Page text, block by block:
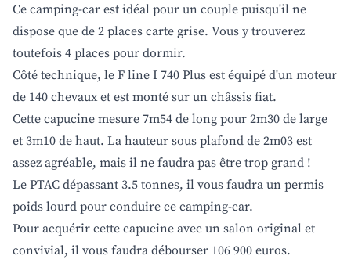
Ce camping-car est idéal pour un couple puisqu'il ne
dispose que de 2 places carte grise. Vous y trouverez
toutefois 4 places pour dormir.
Côté technique, le F line I 740 Plus est équipé d'un moteur
de 140 chevaux et est monté sur un châssis fiat.
Cette capucine mesure 7m54 de long pour 2m30 de large
et 3m10 de haut. La hauteur sous plafond de 2m03 est
assez agréable, mais il ne faudra pas être trop grand !
Le PTAC dépassant 3.5 tonnes, il vous faudra un permis
poids lourd pour conduire ce camping-car.
Pour acquérir cette capucine avec un salon original et
convivial, il vous faudra débourser 106 900 euros.